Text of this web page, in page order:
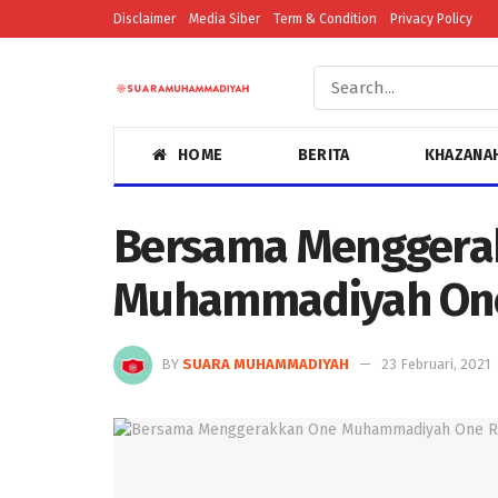
Disclaimer Media Siber Term & Condition Privacy Policy
HOME BERITA
Bersama
Muhammadiyah
BY SUARA MUHAMMADIYAH 23 Februari, 2021